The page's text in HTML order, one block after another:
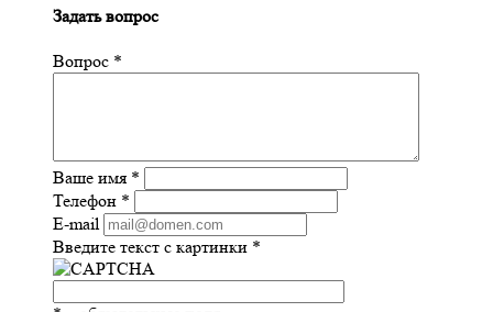
Задать вопрос
Вопрос *
Ваше имя *
Телефон *
E-mail
Введите текст с картинки *